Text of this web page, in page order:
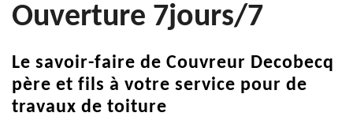
Ouverture 7jours/7
Le savoir-faire de Couvreur Decobecq
père et fils à votre service pour de
travaux de toiture